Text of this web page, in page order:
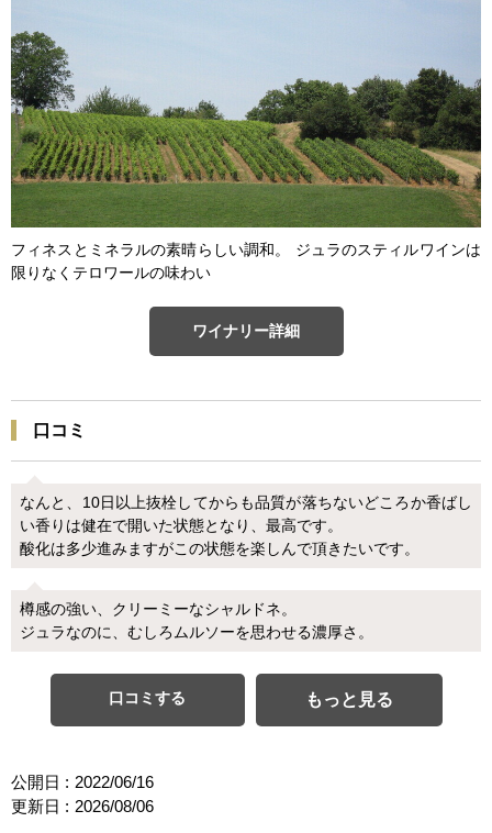
フィネスとミネラルの素晴らしい調和。 ジュラのスティルワインは
限りなくテロワールの味わい
ワイナリー詳細
口コミ
なんと、10日以上抜栓してからも品質が落ちないどころか香ばし
い香りは健在で開いた状態となり、最高です。
酸化は多少進みますがこの状態を楽しんで頂きたいです。
樽感の強い、クリーミーなシャルドネ。
ジュラなのに、むしろムルソーを思わせる濃厚さ。
口コミする もっと見る
公開日 : 2022/06/16
更新日 : 2026/08/06